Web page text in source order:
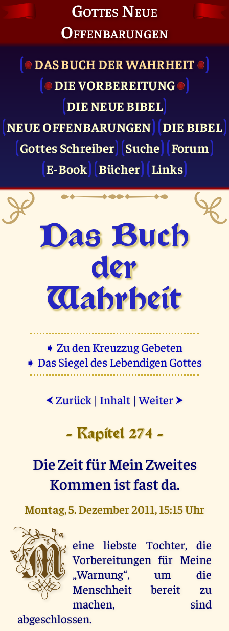
Gottes Neue
Offenbarungen
DAS BUCH DER WAHRHEIT
DIE VOR­BEREITUNG
DIE NEUE BIBEL
NEUE OFFENBARUNGEN
DIE BIBEL
Gottes Schreiber
Suche
Forum
E-Book
Bücher Links
Das Buch
der
Wahrheit
➧ Zu den Kreuzzug Gebeten
➧ Das Siegel des Lebendigen Gottes
⮜ Zurück | Inhalt |Weiter ⮞
- Kapitel 274 -
Die Zeit für Mein Zweites
Kommen ist fast da.
Montag, 5. Dezember 2011, 15:15 Uhr
M eine liebste Tochter, die
Vorbereitungen für Meine
„Warnung“, um die
Menschheit bereit zu
machen, sind
abgeschlossen.